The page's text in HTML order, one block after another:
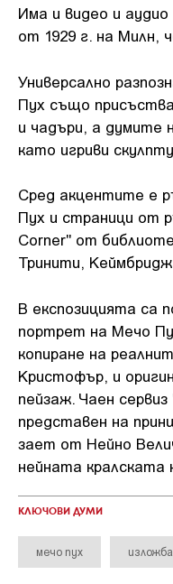
Има и видео и аудио
от 1929 г. на Милн,
Универсално
Пух също
и чадъри, а думите
като игриви
Сред акцентите е
Пух и страници от
Corner" от
Тринити,
В експозицията са
портрет на Мечо
копиране на
Кристофър, и
пейзаж. Чаен
представен на
зает от Нейно
нейната кралската
КЛЮЧОВИ ДУМИ
мечо пух изложба